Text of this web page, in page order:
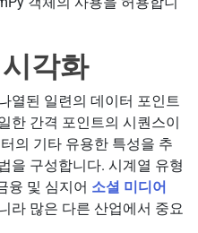
각화
열된 일련의 데이터 포인트
한 간격 포인트의 시퀀스이
의 기타 유용한 특성을 추
을 구성합니다. 시계열 유형
융 및 심지어 소셜 미디어
라 많은 다른 산업에서 중요